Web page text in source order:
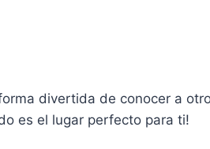
divertida de conocer a
es el lugar perfecto para ti!